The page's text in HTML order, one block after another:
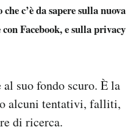
c’è da sapere sulla nuova
Facebook, e sulla privacy
suo fondo scuro. È la
alcuni tentativi, falliti,
di ricerca.